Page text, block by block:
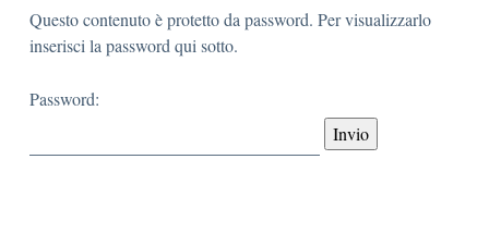
Questo contenuto è protetto da password. Per visualizzarlo
inserisci la password qui sotto.
Password: